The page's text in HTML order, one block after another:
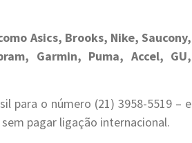
Asics, Brooks, Nike, Saucony,
Garmin, Puma, Accel, GU,
para o número (21) 3958-5519 – e
pagar ligação internacional.